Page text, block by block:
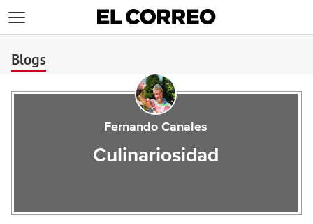
Blogs
Fernando Canales
Culinariosidad